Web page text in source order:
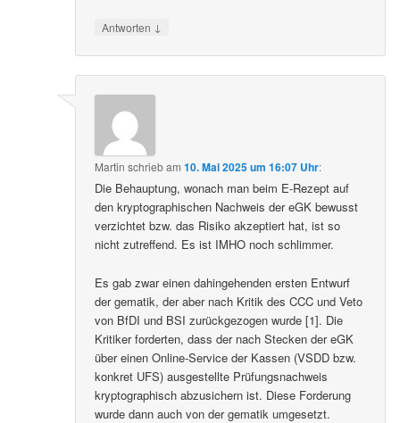
Antworten ↓
Martin schriebam10. Mai 2025 um 16:07 Uhr:
Die Behauptung, wonach man beim E-Rezept auf
den kryptographischen Nachweis der eGK bewusst
verzichtet bzw. das Risiko akzeptiert hat, ist so
nicht zutreffend. Es ist IMHO noch schlimmer.
Es gab zwar einen dahingehenden ersten Entwurf
der gematik, der aber nach Kritik des CCC und Veto
von BfDI und BSI zurückgezogen wurde [1]. Die
Kritiker forderten, dass der nach Stecken der eGK
über einen Online-Service der Kassen (VSDD bzw.
konkret UFS) ausgestellte Prüfungsnachweis
kryptographisch abzusichern ist. Diese Forderung
wurde dann auch von der gematik umgesetzt.